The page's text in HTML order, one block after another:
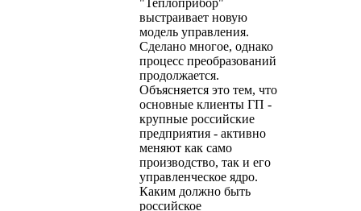
выстраивает новую
модель управления.
Сделано многое, однако
процесс преобразований
продолжается.
Объясняется это тем, что
основные клиенты ГП -
крупные российские
предприятия - активно
меняют как само
производство, так и его
управленческое ядро.
Каким должно быть
российское